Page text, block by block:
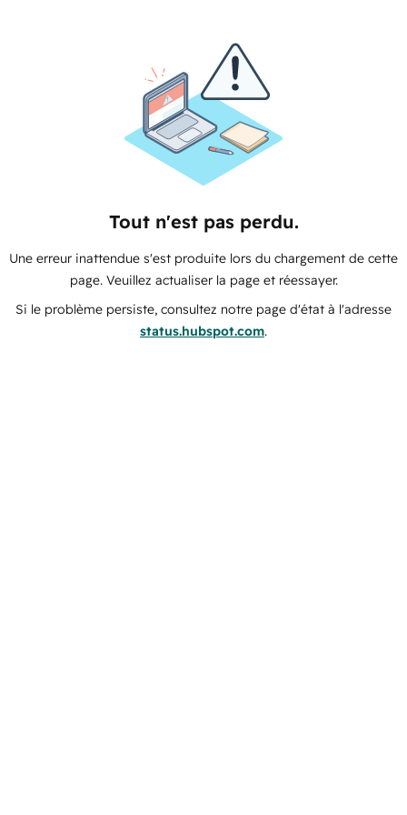
Tout n'est pas perdu.
Une erreur inattendue s'est produite lors du chargement de cette
page. Veuillez actualiser la page et réessayer.
Si le problème persiste, consultez notre page d'état à l'adresse
status.hubspot.com.